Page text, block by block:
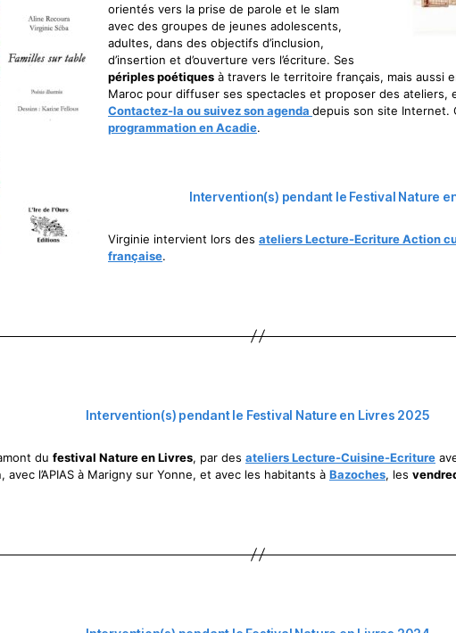
orientés vers la prise de parole et le slam
avec des groupes de jeunes adolescents,
adultes, dans des objectifs d’inclusion,
d’insertion et d’ouverture vers l’écriture. Ses
périples poétiques à travers le territoire français, mais aussi
Maroc pour diffuser ses spectacles et proposer des ateliers,
Contactez-la ou suivez son agenda depuis son site Internet.
programmation en Acadie.
Intervention(s) pendant le Festival Nature
Virginie intervient lors des ateliersLecture-Ecriture Action
française.
Intervention(s) pendant le Festival Nature en Livres 2025
du festival Nature en Livres, par des ateliers Lecture-Cuisine-Ecriture
avec l’APIAS à Marigny sur Yonne, et avec les habitants à Bazoches, les